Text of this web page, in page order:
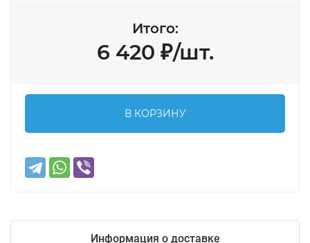
Итого:
6 420 ₽/шт.
В КОРЗИНУ
Информация о доставке